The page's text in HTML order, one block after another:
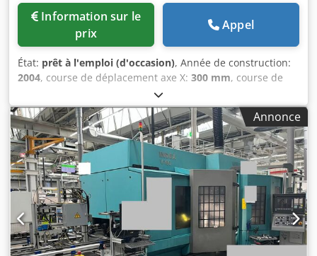
prix
Appel
État: prêt à l'emploi (d'occasion), Année de construction:
2004, course de déplacement axe X: 300 mm, course de
1 400 mm, hauteur totale:
largeur totale:2 560 mm, poids total:13 500 kg, fabricant
de contrôleurs:SIEMENS, modèle de contrôleur:
SINUMERIK, longueur du produit (max.):5 460 mm,
nombre d'axes:8, Ce centre de tournage-fraisage Index
G250 à 8 axes a été fabriqué en 2004. Il est équipé d'un
convoyeur à copeaux Knoll, d'une unité de refroidissement
EMAG et d'un système d'aspiration des brouillards ISI. La
machine est équipée d’un mandrin hydraulique à serrage
rapide offrant une plage de serrage de 125 à 152 mm,
ainsi que d’un chargeur à portique suspendu pour
Annonce